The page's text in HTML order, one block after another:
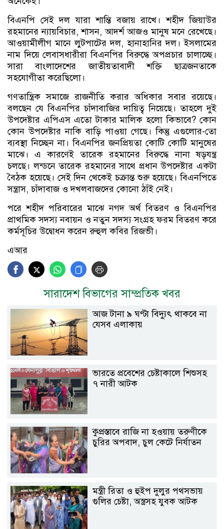
বিএনপি সেই দল যারা শান্তি বজায় রাখে। শহীদ জিয়াউর
রহমানের ন্যায়বিচার, শাসন, আদর্শ আজও মানুষ মনে রেখেছে।
আওয়ামীলীগ মানে লুটপাটের দল, হানাহানির দল। ইসলামের
নাম দিয়ে লেবাসধারীরা বিএনপির বিরুদ্ধে অপপ্রচার চালাচ্ছে।
সারা বাংলাদেশের জাতীয়তাবাদী শক্তি ছাত্রজনতাকে
সহযোগীতা করেছিলো।
গণতান্ত্রিক সমাজে রাজনীতি করার অধিকার সবার রয়েছে।
বলছেন যে বিএনপির চাঁদাবাজির দায়িত্ব নিয়েছে। তাহলে দুই
উপদেষ্টার এপিএস এতো টাকার মালিক হলো কিভাবে? কোন
কোন উপদেষ্টার নাকি বাড়ি পাওয়া গেছে। কিন্তু এগুলোর-তো
ব্যবস্থা নিচ্ছেন না। বিএনপির জনপ্রিয়তা কোটি কোটি মানুষের
মাঝে। এ কারণেই তারেক রহমানের বিরুদ্ধে নানা ষড়যন্ত্র
চলছে। লন্ডনে তারেক রহমানের সাথে প্রধান উপদেষ্টার একটা
বৈঠক হয়েছে। সেই দিন থেকেই চক্রান্ত শুরু হয়েছে। বিএনপিতে
সন্ত্রাস, চাঁদাবাজ ও দখলবাজদের কোনো ঠাঁই নেই।
পরে শহীদ পরিবারের মাঝে নগদ অর্থ বিতরণ ও বিএনপির
প্রাথমিক সদস্য নবায়ন ও নতুন সদস্য সংগ্রহ ফরম বিতরণ করে
কর্মসূচির উদ্বোধন করেন রুহুল কবির রিজভী।
এআর
সারাদেশ বিভাগের সাম্প্রতিক খবর
আজ টানা ৯ ঘণ্টা বিদ্যুৎ থাকবে না
যেসব এলাকায়
ভারতে প্রবেশের চেষ্টাকালে শিশুসহ
৭ নারী আটক
কুপ্রস্তাবে রাজি না হওয়ায় তরুণীকে
চুরির অপবাদ, চুল কেটে নির্যাতন
মন্ত্রী রিতা ও হুইপ দুলুর পথসভায়
গুলির চেষ্টা, অস্ত্রসহ যুবক আটক